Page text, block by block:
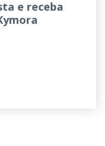
e receba